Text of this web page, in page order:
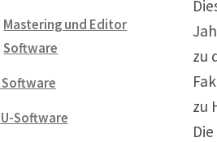
zu
zu
Mastering und Editor
Software
Software
Software